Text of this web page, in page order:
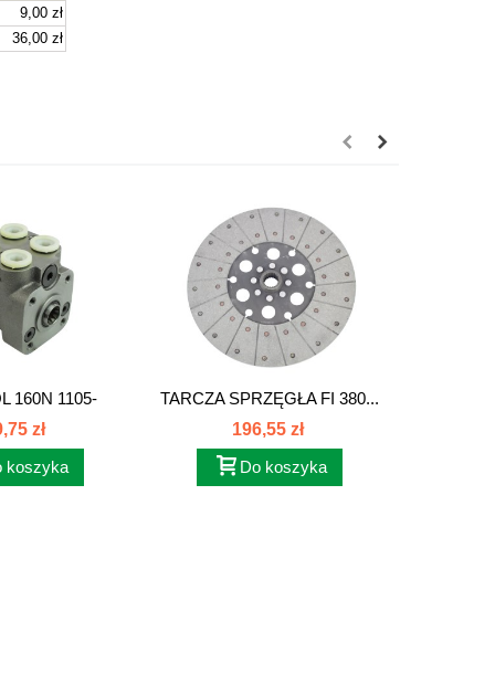
9,00 zł
36,00 zł
160N 1105-
ACHT...
zł
koszyka
TARCZA SPRZĘGŁA FI 380...
196,55 zł
Do koszyka